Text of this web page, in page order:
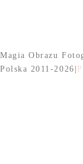
Magia Obrazu
Polska 2011-2026